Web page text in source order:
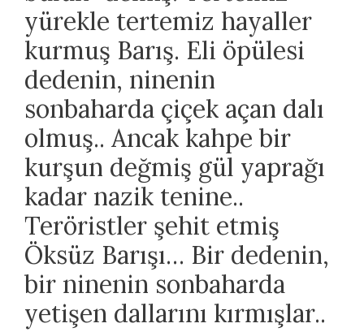
yürekle tertemiz hayaller
kurmuş Barış. Eli öpülesi
dedenin, ninenin
sonbaharda çiçek açan dalı
olmuş.. Ancak kahpe bir
kurşun değmiş gül yaprağı
kadar nazik tenine..
Teröristler şehit etmiş
Öksüz Barışı… Bir dedenin,
bir ninenin sonbaharda
yetişen dallarını kırmışlar..